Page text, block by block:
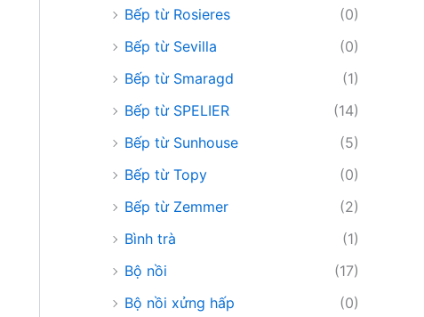
Bếp từ Rosieres
(0)
Bếp từ Sevilla
(0)
Bếp từ Smaragd
(1)
Bếp từ SPELIER
(14)
Bếp từ Sunhouse
(5)
Bếp từ Topy
(0)
Bếp từ Zemmer
(2)
Bình trà
(1)
Bộ nồi
(17)
Bộ nồi xửng hấp
(0)